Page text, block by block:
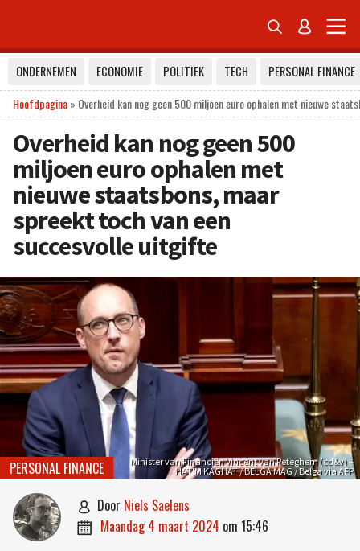
 
ONDERNEMEN ECONOMIE POLITIEK TECH
PERSONAL FINANCE
Hoofdpagina» Overheid kan nog geen 500 miljoen euro ophalen met nieuwe
Overheid kan nog geen 500
miljoen euro ophalen met
nieuwe staatsbons, maar
spreekt toch van een
succesvolle uitgifte
Minister van Financiën Vincent van Peteghem (cd&v) –
HATIM KAGHAT / BELGA MAG / Belga via AFP
PERSONAL FINANCE
 door Niels Saelens
 maandag 4 maart 2024 om 15:46